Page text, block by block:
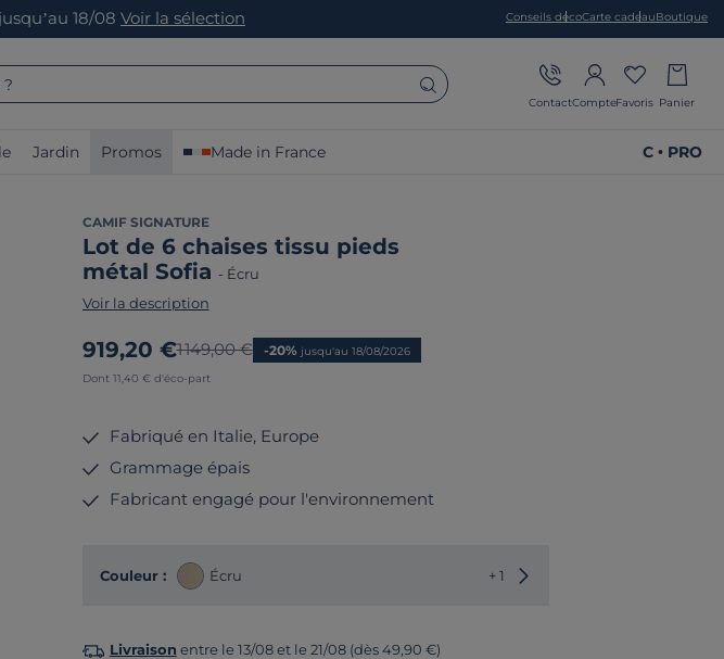
jusqu’au 18/08 Voir la sélection Conseils décoCarte cadeauBoutique
ContactCompteFavoris Panier
Jardin Promos Made in France C • PRO
CAMIF SIGNATURE
Lot de 6 chaises tissu pieds
métal Sofia - Écru
Voir la description
Nouveau prix
919,20 €Ancien prix
1 149,00 € -20% jusqu'au 18/08/2026
Dont 11,40 € d'éco-part
Fabriqué en Italie, Europe
Grammage épais
Fabricant engagé pour l'environnement
Couleur : Écru + 1 Choisir une autre couleur
Livraison entre le 13/08 et le 21/08 (dès 49,90 €)